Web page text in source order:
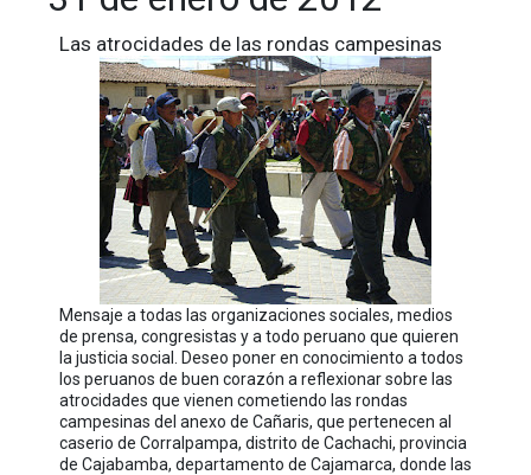
Las atrocidades de las rondas campesinas
Mensaje a todas las organizaciones sociales, medios
de prensa, congresistas y a todo peruano que quieren
la justicia social. Deseo poner en conocimiento a todos
los peruanos de buen corazón a reflexionar sobre las
atrocidades que vienen cometiendo las rondas
campesinas del anexo de Cañaris, que pertenecen al
caserio de Corralpampa, distrito de Cachachi, provincia
de Cajabamba, departamento de Cajamarca, donde las